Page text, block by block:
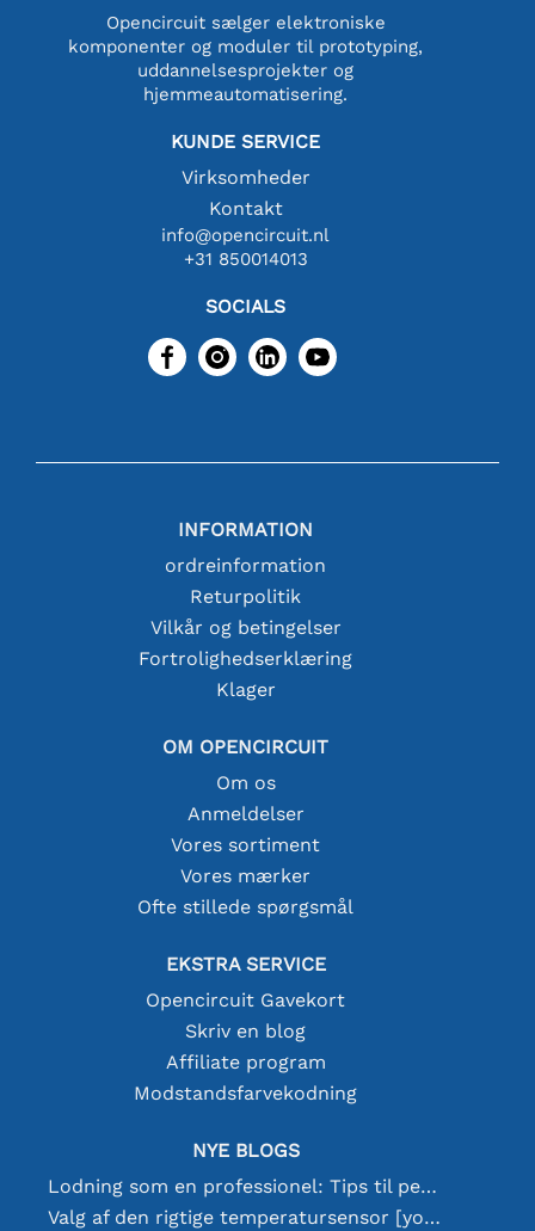
Opencircuit sælger elektroniske
komponenter og moduler til prototyping,
uddannelsesprojekter og
hjemmeautomatisering.
KUNDE SERVICE
Virksomheder
Kontakt
info@opencircuit.nl
+31 850014013
SOCIALS
INFORMATION
ordreinformation
Returpolitik
Vilkår og betingelser
Fortrolighedserklæring
Klager
OM OPENCIRCUIT
Om os
Anmeldelser
Vores sortiment
Vores mærker
Ofte stillede spørgsmål
EKSTRA SERVICE
Opencircuit Gavekort
Skriv en blog
Affiliate program
Modstandsfarvekodning
NYE BLOGS
Lodning som en professionel: Tips til perfekte elektroniske forbindelser
Valg af den rigtige temperatursensor [youtube]